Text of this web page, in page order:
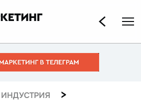
ИНДУСТРИЯ >